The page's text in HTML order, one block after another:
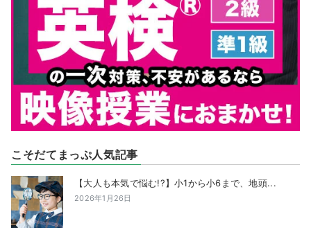
こそだてまっぷ人気記事
【大人も本気で悩む!?】小1から小6まで、地頭...
2026年1月26日